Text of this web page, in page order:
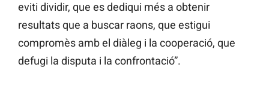
eviti dividir, que es dediqui més a obtenir
resultats que a buscar raons, que estigui
compromès amb el diàleg i la cooperació, que
defugi la disputa i la confrontació”.